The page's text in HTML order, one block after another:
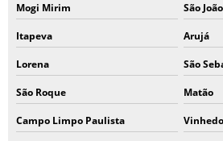
Mogi Mirim São
Itapeva Arujá
Lorena São
São Roque Matão
Campo Limpo Paulista Vinhedo